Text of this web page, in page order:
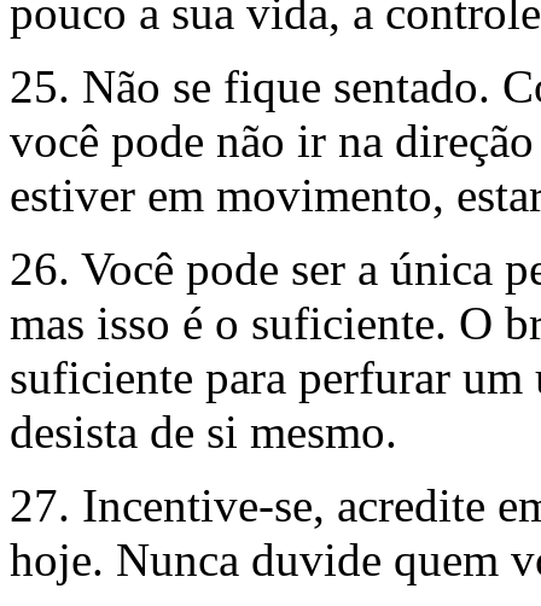
pouco a sua vida, a
25. Não se fique sentado.
você pode não ir na
estiver em movimento,
26. Você pode ser a única
mas isso é o suficiente. O
suficiente para perfurar
desista de si mesmo.
27. Incentive-se, acredite
hoje. Nunca duvide quem